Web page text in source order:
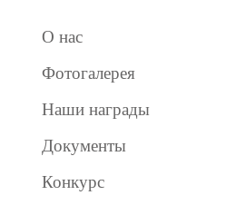
О нас
Фотогалерея
Наши награды
Документы
Конкурс